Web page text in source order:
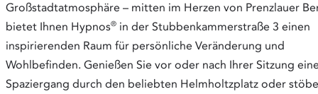
Großstadtatmosphäre – mitten im Herzen von Prenzlauer
bietet Ihnen Hypnos® in der Stubbenkammerstraße 3 einen
inspirierenden Raum für persönliche Veränderung und
Wohlbefinden. Genießen Sie vor oder nach Ihrer Sitzung
Spaziergang durch den beliebten Helmholtzplatz oder